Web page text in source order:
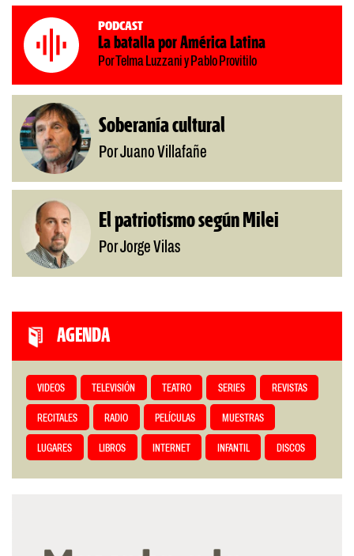
Podcast
La batalla por América Latina
Por Telma Luzzani y Pablo Provitilo
Soberanía cultural
Por Juano Villafañe
El patriotismo según Milei
Por Jorge Vilas
AGENDA
VIDEOS TELEVISIÓN TEATRO SERIES REVISTAS
RECITALES RADIO PELÍCULAS MUESTRAS
LUGARES LIBROS INTERNET INFANTIL DISCOS